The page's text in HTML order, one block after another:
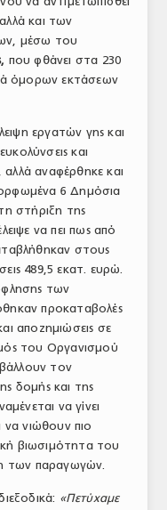
και των
μέσω του
που φθάνει στα 230
όμορων εκτάσεων
εργατών γης και
και
αλλά αναφέρθηκε και
6 Δημόσια
στήριξη της
να πει πως από
στους
489,5 εκατ. ευρώ.
των
προκαταβολές
αποζημιώσεις σε
του Οργανισμού
τον
δομής και της
να γίνει
να νιώθουν πιο
βιωσιμότητα του
των παραγωγών.
«Πετύχαμε